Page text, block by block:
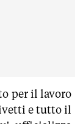
per il lavoro
e tutto il